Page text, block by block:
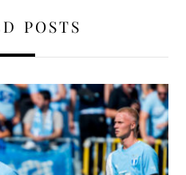
POSTS